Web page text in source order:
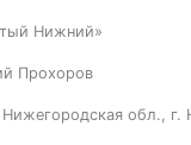
Нижний»
Прохоров
обл., г.